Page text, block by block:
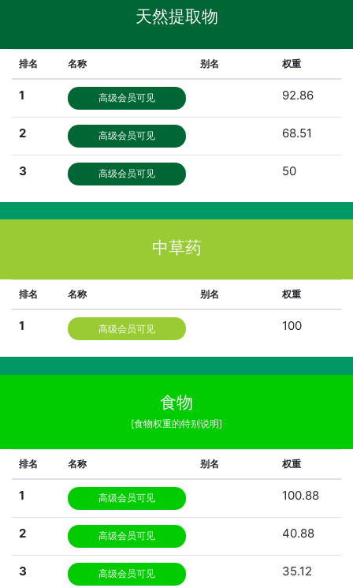
天然提取物
排名 名称 别名 权重
1 高级会员可见 92.86
2 高级会员可见 68.51
3 高级会员可见 50
中草药
排名 名称 别名 权重
1 高级会员可见 100
食物
[食物权重的特别说明]
排名 名称 别名 权重
1 高级会员可见 100.88
2 高级会员可见 40.88
3 高级会员可见 35.12